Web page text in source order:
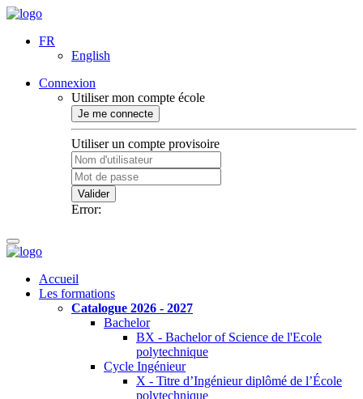
FR
English
Connexion
Utiliser mon compte école
Je me connecte
Utiliser un compte provisoire
Valider
Error:
Accueil
Les formations
Catalogue 2026 - 2027
Bachelor
BX - Bachelor of Science de l'Ecole
polytechnique
Cycle Ingénieur
X - Titre d’Ingénieur diplômé de l’École
polytechnique